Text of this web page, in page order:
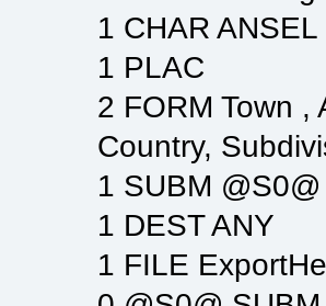
1 CHAR ANSEL
1 PLAC
2 FORM Town
Country,
1 SUBM @S0@
1 DEST ANY
1 FILE